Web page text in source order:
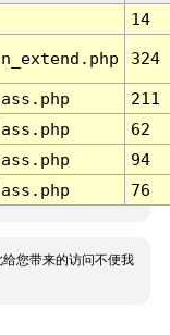
14
324
211
62
94
76
您带来的访问不便我